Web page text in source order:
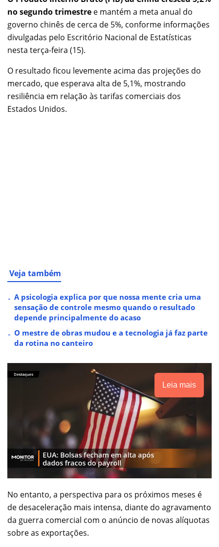
no segundo trimestre e mantém a meta anual do
governo chinês de cerca de 5%, conforme informações
divulgadas pelo Escritório Nacional de Estatísticas
nesta terça-feira (15).
O resultado ficou levemente acima das projeções do
mercado, que esperava alta de 5,1%, mostrando
resiliência em relação às tarifas comerciais dos
Estados Unidos.
Veja também
A psicologia explica por que nossa mente cria uma
sensação de controle mesmo quando o resultado
depende principalmente do acaso
O mestre de obras mudou e a tecnologia já faz parte
da rotina no canteiro
Leia mais
No entanto, a perspectiva para os próximos meses é
de desaceleração mais intensa, diante do agravamento
da guerra comercial com o anúncio de novas alíquotas
sobre as exportações.